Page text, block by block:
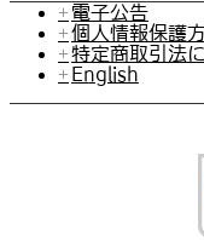
電子公告
個人情報保護
特定商取引法
English